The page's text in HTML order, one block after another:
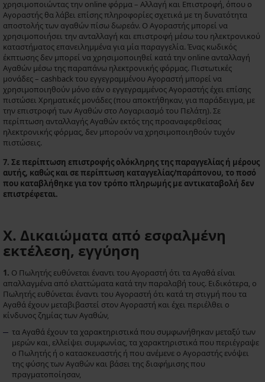
χρησιμοποιώντας την online φόρμα – Αλλαγή και Επιστροφή, όπου ο
Αγοραστής θα λάβει επίσης πληροφορίες σχετικά με τη δυνατότητα
αποστολής των αγαθών πίσω δωρεάν. Ο Αγοραστής μπορεί να
χρησιμοποιήσει την ανταλλαγή και επιστροφή μέσω του ηλεκτρονικού
καταστήματος επανειλημμένα για μία παραγγελία. Ένας κωδικός
έκπτωσης δεν μπορεί να χρησιμοποιηθεί κατά την online ανταλλαγή
Αγαθών μέσω της παραπάνω ηλεκτρονικής φόρμας. Πιστωτικές
μονάδες – cashback του εγγεγραμμένου Αγοραστή μπορεί να
χρησιμοποιηθούν μόνο εάν ο εγγεγραμμένος Αγοραστής έχει επίσης
πιστώσει Χρηματικές μονάδες (που αποκτήθηκαν, για παράδειγμα, με
την επιστροφή των Αγαθών στο Λογαριασμό του Πελάτη). Σε
περίπτωση ανταλλαγής Αγαθών εκτός της προαναφερθείσας
ηλεκτρονικής φόρμας, δεν μπορούν να χρησιμοποιηθούν τυχόν
πιστώσεις.
7. Σε περίπτωση επιστροφής ολόκληρης της παραγγελίας ή μέρους
αυτής, καθώς και σε περίπτωση καταγγελίας/παράπονου, το ποσό
που καταβλήθηκε για τον τρόπο πληρωμής με αντικαταβολή δεν
επιστρέφεται.
X. Δικαιώματα από εσφαλμένη
εκτέλεση, εγγύηση
1. Ο Πωλητής ευθύνεται έναντι του Αγοραστή ότι τα Αγαθά είναι
απαλλαγμένα από ελαττώματα κατά την παραλαβή τους. Ειδικότερα, ο
Πωλητής ευθύνεται έναντι του Αγοραστή ότι κατά τη στιγμή που τα
Αγαθά έχουν μεταβιβαστεί στον Αγοραστή και έχει περιέλθει ο
κίνδυνος ζημίας των Αγαθών,
τα Αγαθά έχουν τα χαρακτηριστικά που συμφωνήθηκαν μεταξύ των
μερών και, ελλείψει συμφωνίας, τα χαρακτηριστικά που περιέγραψε
ο Πωλητής ή ο κατασκευαστής ή που ανέμενε ο Αγοραστής ενόψει
της φύσης των Αγαθών και βάσει της διαφήμισης που
πραγματοποίησαν,